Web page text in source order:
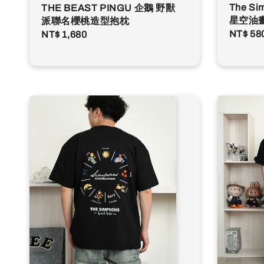
THE BEAST PINGU 企鵝 野獸
派聯名櫻桃造型抱枕
Regular
NT$ 1,680
The
星空油
NT$